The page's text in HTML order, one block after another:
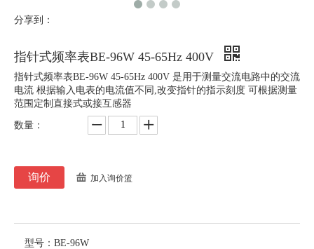
分享到：
指针式频率表BE-96W 45-65Hz 400V
指针式频率表BE-96W 45-65Hz 400V 是用于测量交流电路中的交流
电流 根据输入电表的电流值不同,改变指针的指示刻度 可根据测量
范围定制直接式或接互感器
数量：
询价 加入询价篮
型号： BE-96W